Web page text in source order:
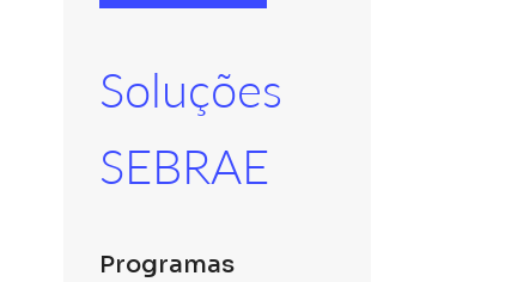
Soluções
SEBRAE
Programas